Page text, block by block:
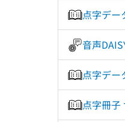
点字デー
音声
点字デー
点字冊子